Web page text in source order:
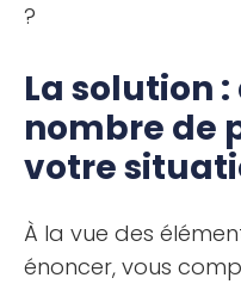
?
La solution
nombre de
votre
À la vue des
énoncer, vous